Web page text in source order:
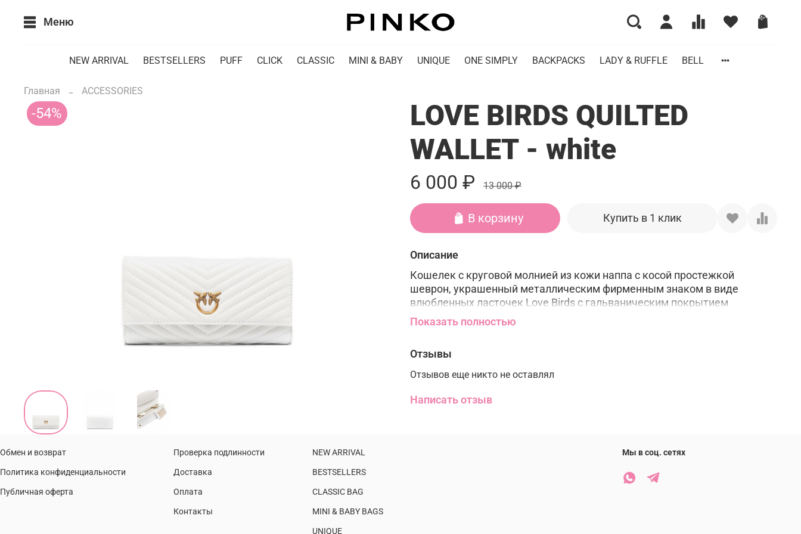
Меню
NEW ARRIVAL BESTSELLERS PUFF CLICK CLASSIC MINI & BABY UNIQUE ONE SIMPLY BACKPACKS LADY & RUFFLE BELL
Главная ACCESSORIES
-54%
LOVE BIRDS QUILTED
WALLET - white
6 000 ₽ 13 000 ₽
В корзину Купить в 1 клик
Описание
Кошелек с круговой молнией из кожи наппа с косой простежкой
шеврон, украшенный металлическим фирменным знаком в виде
влюбленных ласточек Love Birds с гальваническим покрытием
"античное золото". Внутри кошелек обшит микрофиброй и разделен на
Наружный Материал: Кожа 100%
Глубина 3 см
Показать полностью
Отзывы
Отзывов еще никто не оставлял
Написать отзыв
Обмен и возврат
Политика конфиденциальности
Публичная оферта
Проверка подлинности
Доставка
Оплата
Контакты
NEW ARRIVAL
BESTSELLERS
CLASSIC BAG
MINI & BABY BAGS
UNIQUE
Мы в соц. сетях